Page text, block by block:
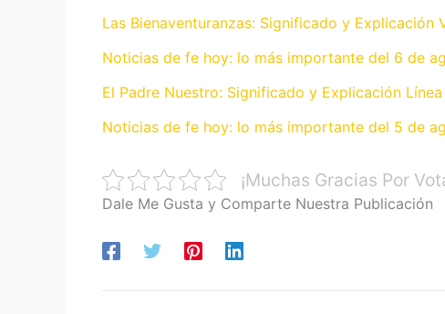
Las Bienaventuranzas: Significado y Explicación
Noticias de fe hoy: lo más importante del 6 de
El Padre Nuestro: Significado y Explicación Línea
Noticias de fe hoy: lo más importante del 5 de
¡Muchas Gracias Por
Dale Me Gusta y Comparte Nuestra Publicación